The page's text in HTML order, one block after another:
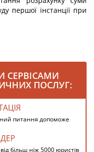
першої інстанції при
СЕРВІСАМИ
ПОСЛУГ:
питання допоможе
більш ніж 5000 юристів